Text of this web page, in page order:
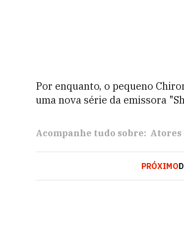
Por enquanto, o pequeno
uma nova série da emissora
Acompanhe tudo sobre: Atores
PRÓXIMO